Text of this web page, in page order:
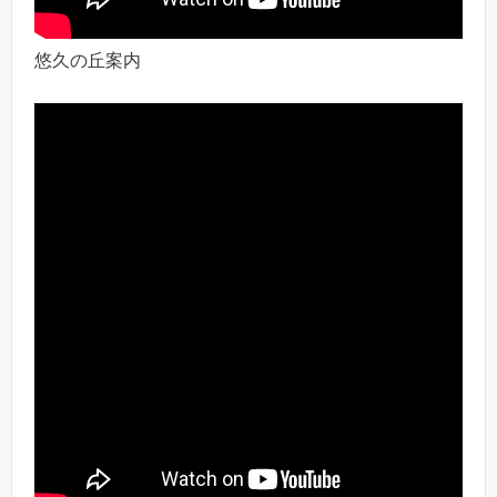
悠久の丘案内